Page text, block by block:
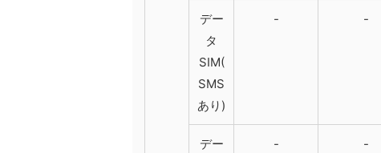
デー
タ
SIM(
SMS
あり)
- -
デー
- -